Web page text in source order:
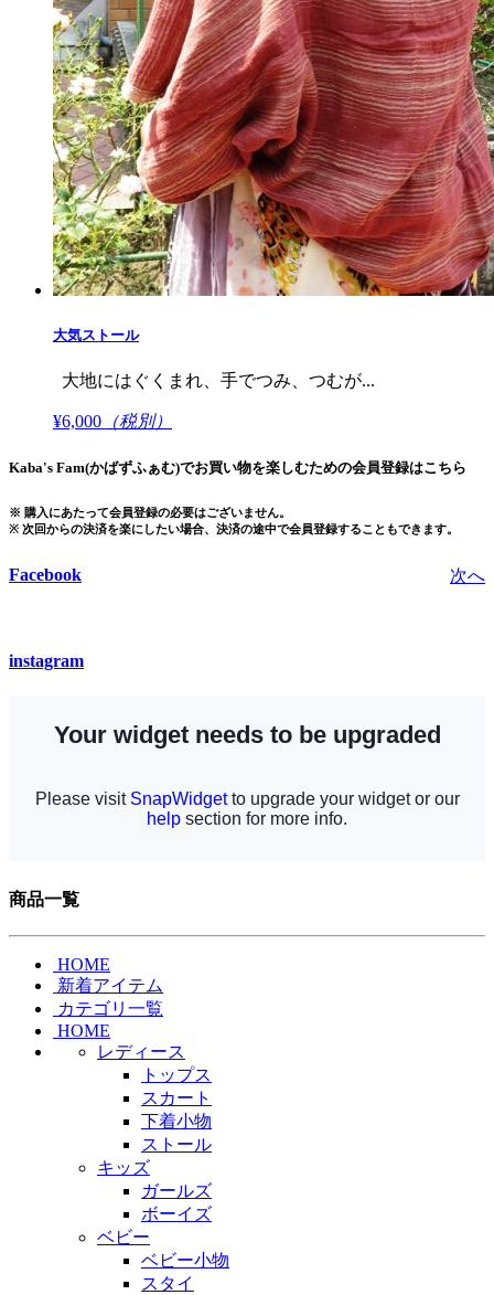
大気ストール
大地にはぐくまれ、手でつみ、つむが...
¥6,000 （税別）
Kaba's Fam(かばずふぁむ)でお買い物を楽しむための会員登録はこちら
※ 購入にあたって会員登録の必要はございません。
※ 次回からの決済を楽にしたい場合、決済の途中で会員登録することもできます。
次へ
Facebook
instagram
商品一覧
HOME
新着アイテム
カテゴリ一覧
HOME
レディース
トップス
スカート
下着小物
ストール
キッズ
ガールズ
ボーイズ
ベビー
ベビー小物
スタイ